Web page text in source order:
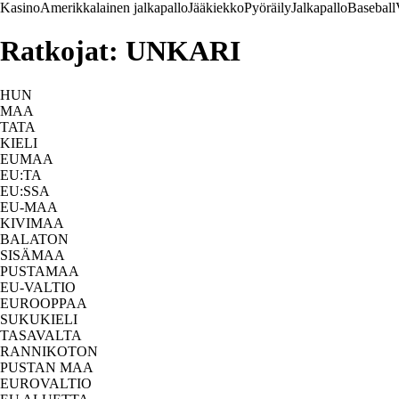
KasinoAmerikkalainen jalkapalloJääkiekkoPyöräilyJalkapalloBaseball
Ratkojat: UNKARI
HUN
MAA
TATA
KIELI
EUMAA
EU:TA
EU:SSA
EU-MAA
KIVIMAA
BALATON
SISÄMAA
PUSTAMAA
EU-VALTIO
EUROOPPAA
SUKUKIELI
TASAVALTA
RANNIKOTON
PUSTAN MAA
EUROVALTIO